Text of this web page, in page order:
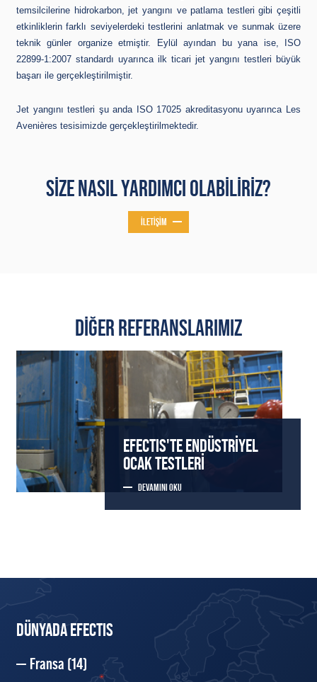
temsilcilerine hidrokarbon, jet yangını ve patlama testleri gibi çeşitli
etkinliklerin farklı seviyelerdeki testlerini anlatmak ve sunmak üzere
teknik günler organize etmiştir. Eylül ayından bu yana ise, ISO
22899-1:2007 standardı uyarınca ilk ticari jet yangını testleri büyük
başarı ile gerçekleştirilmiştir.
Jet yangını testleri şu anda ISO 17025 akreditasyonu uyarınca Les
Avenières tesisimizde gerçekleştirilmektedir.
SIZE NASIL YARDIMCI OLABILIRIZ?
İLETIŞIM
DIĞER REFERANSLARIMIZ
EFECTIS'TE ENDÜSTRIYEL
OCAK TESTLERI
DEVAMINI OKU
DÜNYADA EFECTIS
Fransa (14)